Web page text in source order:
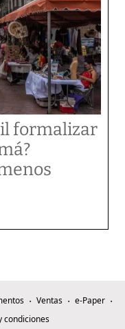
formalizar
Ventas
e-Paper
condiciones